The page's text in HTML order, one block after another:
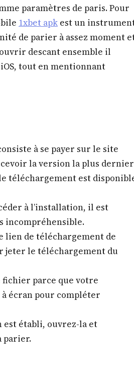
paramètres de paris. Pour
1xbet apk est un
de parier à assez moment
descant ensemble il
tout en mentionnant
à se payer sur le site
la version la plus dernier
téléchargement est
à l’installation, il est
incompréhensible.
lien de téléchargement de
jeter le téléchargement du
parce que votre
écran pour compléter
est établi, ouvrez-la et
parier.